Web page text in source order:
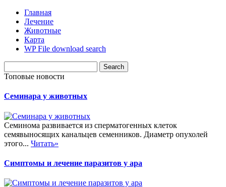
Главная
Лечение
Животные
Карта
WP File download search
Топовые новости
Семинара у животных
Семинома развивается из сперматогенных клеток
семявыносящих канальцев семенников. Диаметр опухолей
этого... Читать»
Симптомы и лечение паразитов у ара